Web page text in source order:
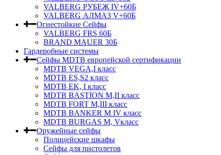
VALBERG РУБЕЖ IV+60Б
VALBERG АЛМАЗ V+60Б
Огнестойкие Сейфы
VALBERG FRS 60Б
BRAND MAUER 30Б
Гардеробные системы
Сейфы MDTB европейской сертификации
MDTB VEGA,I класс
MDTB ES,S2 класс
MDTB EK, I класс
MDTB BASTION M,II класс
MDTB FORT M,III класс
MDTB BANKER M IV класс
MDTB BURGAS M, Vкласс
Оружейные сейфы
Полицейские шкафы
Сейфы для пистолетов